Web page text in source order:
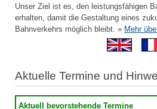
Unser Ziel ist es, den leistungsfähigen
erhalten, damit die Gestaltung eines
Bahnverkehrs möglich bleibt. » Mehr
Aktuelle Termine und
Aktuell bevorstehende Termine